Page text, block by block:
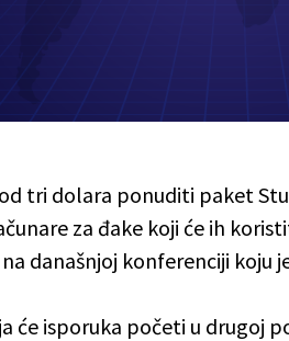
tri dolara ponuditi paket
za đake koji će ih
današnjoj konferenciji koju
će isporuka početi u drugoj